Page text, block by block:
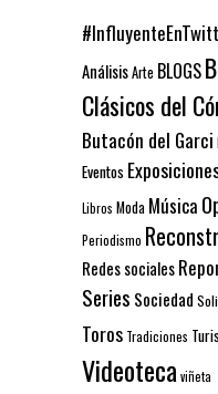
AnálisisArte BLOGS
Clásicos del
Butacón del Garci
Eventos
Libros Moda Música
Periodismo
Redes sociales
Series Sociedad
Toros Tradiciones
Videoteca viñeta